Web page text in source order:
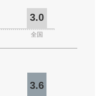
3.0
全国
3.6